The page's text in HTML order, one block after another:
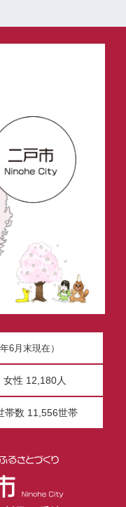
6月末現在）
女性 12,180人
帯数 11,556世帯